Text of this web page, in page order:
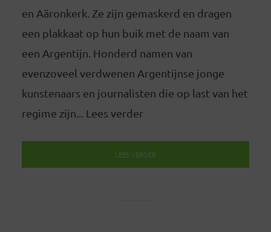
en Aäronkerk. Ze zijn gemaskerd en dragen
een plakkaat op hun buik met de naam van
een Argentijn. Honderd namen van
evenzoveel verdwenen Argentijnse jonge
kunstenaars en journalisten die op last van het
regime zijn... Lees verder
LEES VERDER